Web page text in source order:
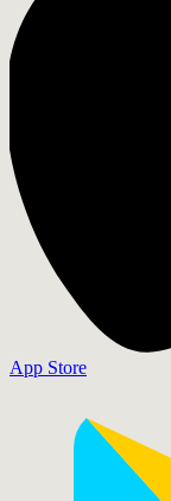
App Store